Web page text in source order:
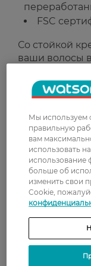
FSC
Со стойкой
ваши волосы
получают
блестящих
Наши
подходит для
русого и
полностью
густых
рекомендуем
Рейтинг и
Мы используем
правильную
вам
использовать
использование
больше об
изменить свои
Cookie,